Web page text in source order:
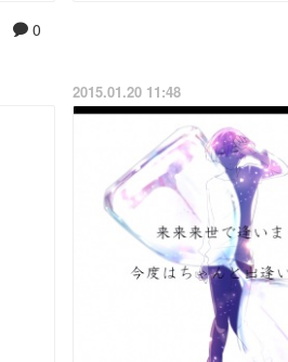
0
2015.01.20 11:48